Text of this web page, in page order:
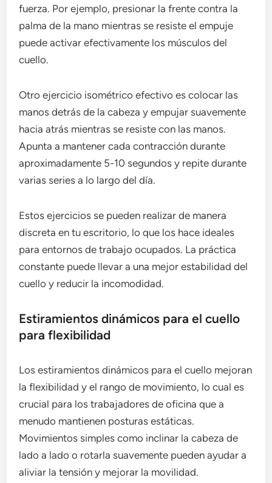
fuerza. Por ejemplo, presionar la frente contra la
palma de la mano mientras se resiste el empuje
puede activar efectivamente los músculos del
cuello.
Otro ejercicio isométrico efectivo es colocar las
manos detrás de la cabeza y empujar suavemente
hacia atrás mientras se resiste con las manos.
Apunta a mantener cada contracción durante
aproximadamente 5-10 segundos y repite durante
varias series a lo largo del día.
Estos ejercicios se pueden realizar de manera
discreta en tu escritorio, lo que los hace ideales
para entornos de trabajo ocupados. La práctica
constante puede llevar a una mejor estabilidad del
cuello y reducir la incomodidad.
Estiramientos dinámicos para el cuello
para flexibilidad
Los estiramientos dinámicos para el cuello mejoran
la flexibilidad y el rango de movimiento, lo cual es
crucial para los trabajadores de oficina que a
menudo mantienen posturas estáticas.
Movimientos simples como inclinar la cabeza de
lado a lado o rotarla suavemente pueden ayudar a
aliviar la tensión y mejorar la movilidad.